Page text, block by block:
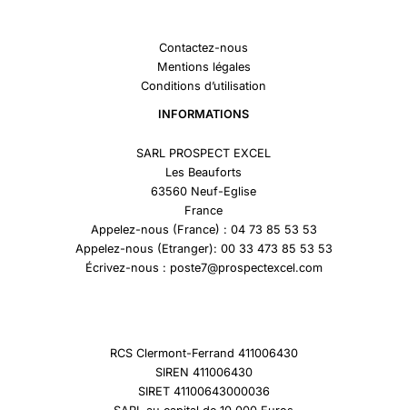
Contactez-nous
Mentions légales
Conditions d’utilisation
INFORMATIONS
SARL PROSPECT EXCEL
Les Beauforts
63560 Neuf-Eglise
France
Appelez-nous (France) : 04 73 85 53 53
Appelez-nous (Etranger): 00 33 473 85 53 53
Écrivez-nous : poste7@prospectexcel.com
RCS Clermont-Ferrand 411006430
SIREN 411006430
SIRET 41100643000036